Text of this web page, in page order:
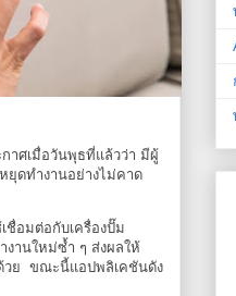
กาศเมื่อวันพุธที่แล้วว่า มีผู้
ยุดทำงานอย่างไม่คาด
ชื่อมต่อกับเครื่องปั๊ม
งานใหม่ซ้ำ ๆ ส่งผลให้
ด้วย ขณะนี้แอปพลิเคชันดัง